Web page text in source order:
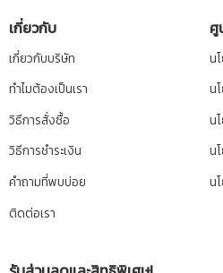
เกี่ยวกับ
เกี่ยวกับบริษัท
ทำไมต้องเป็นเรา
วิธีการสั่งซื้อ
วิธีการชำระเงิน
คำถามที่พบบ่อย
ติดต่อเรา
ศู
น
น
น
น
น